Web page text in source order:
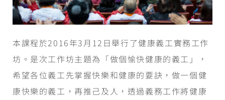
本課程於2016年3月12日舉行了健康義工實務工作
坊。是次工作坊主題為「做個愉快健康的義工」，
希望各位義工先掌握快樂和健康的要訣，做一個健
康快樂的義工，再推己及人，透過義務工作將健康